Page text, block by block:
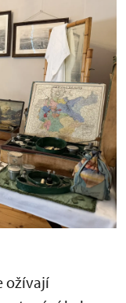
ožívají